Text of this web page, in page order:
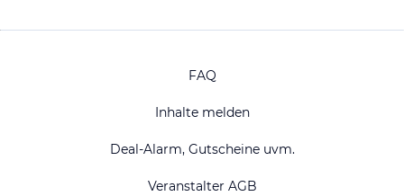
FAQ
Inhalte melden
Deal-Alarm, Gutscheine uvm.
Veranstalter AGB